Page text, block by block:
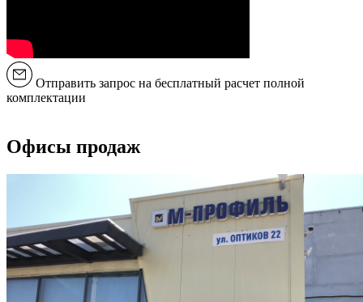
Отправить запрос на бесплатный расчет полной
комплектации
Офисы продаж